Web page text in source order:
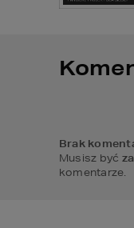
Brak
Musisz być
komentarze.